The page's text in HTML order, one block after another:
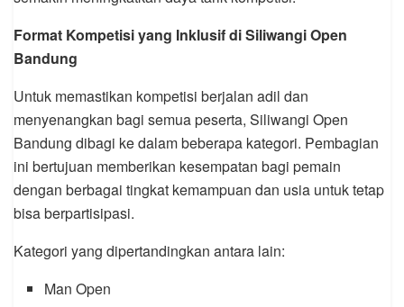
Format Kompetisi yang Inklusif di Siliwangi Open
Bandung
Untuk memastikan kompetisi berjalan adil dan
menyenangkan bagi semua peserta, Siliwangi Open
Bandung dibagi ke dalam beberapa kategori. Pembagian
ini bertujuan memberikan kesempatan bagi pemain
dengan berbagai tingkat kemampuan dan usia untuk tetap
bisa berpartisipasi.
Kategori yang dipertandingkan antara lain:
Man Open